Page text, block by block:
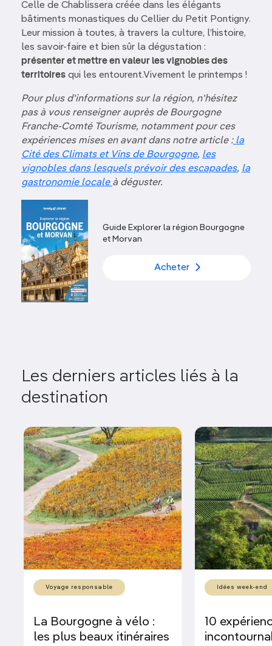
Celle de Chablissera créée dans les élégants
bâtiments monastiques du Cellier du Petit Pontigny.
Leur mission à toutes, à travers la culture, l’histoire,
les savoir-faire et bien sûr la dégustation :
présenter et mettre en valeur les vignobles des
territoires qui les entourent.Vivement le printemps !
Pour plus d'informations sur la région, n'hésitez
pas à vous renseigner auprès de Bourgogne
Franche-Comté Tourisme, notamment pour ces
expériences mises en avant dans notre article :la
Cité des Climats et Vins de Bourgogne, les
vignobles dans lesquels prévoir des escapades, la
gastronomie locale à déguster.
Guide Explorer la région Bourgogne
et Morvan
Acheter
Les derniers articles liés à la
destination
Voyage responsable
La Bourgogne à vélo :
les plus beaux itinéraires
Idées week-end
10